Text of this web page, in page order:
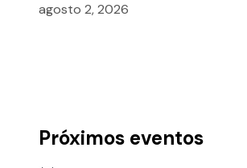
agosto 2, 2026
Próximos eventos